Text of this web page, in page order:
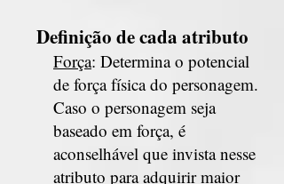
Definição de cada atributo
Força: Determina o potencial
de força física do personagem.
Caso o personagem seja
baseado em força, é
aconselhável que invista nesse
atributo para adquirir maior